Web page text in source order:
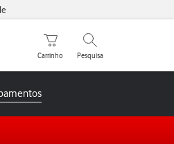
Carrinho de compras
Carrinho
Pesquisar
Pesquisa